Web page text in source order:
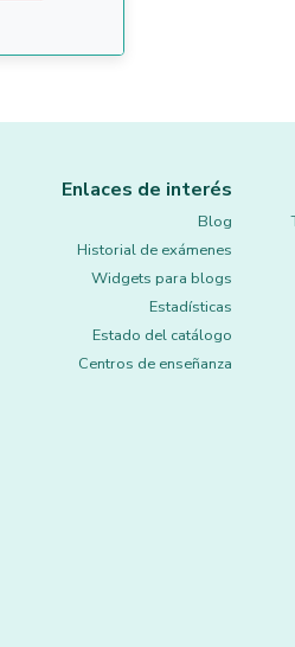
Enlaces de interés
Blog
Historial de exámenes
Widgets para blogs
Estadísticas
Estado del catálogo
Centros de enseñanza